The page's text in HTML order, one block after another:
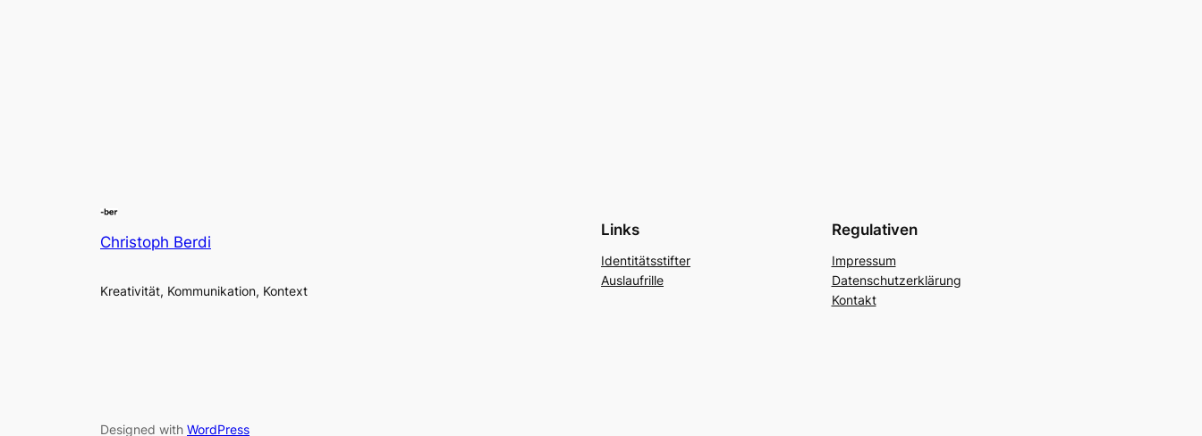
Christoph Berdi
Kreativität, Kommunikation, Kontext
Links
Identitätsstifter
Auslaufrille
Regulativen
Impressum
Datenschutzerklärung
Kontakt
Designed with WordPress